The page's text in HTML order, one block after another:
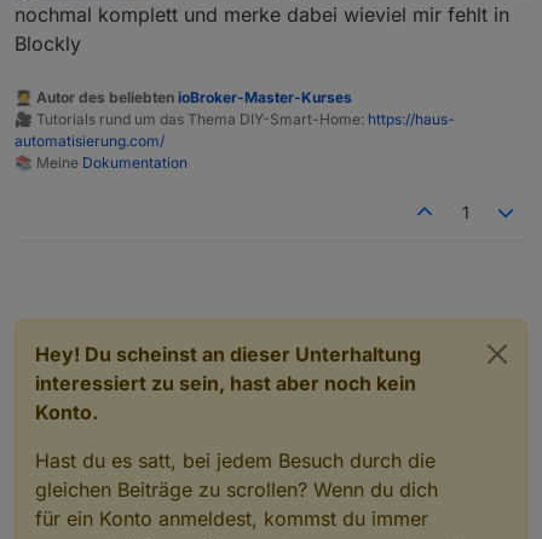
nochmal komplett und merke dabei wieviel mir fehlt in
Blockly
🧑‍🎓 Autor des beliebten ioBroker-Master-Kurses
🎥 Tutorials rund um das Thema DIY-Smart-Home: https://haus-
automatisierung.com/
📚 Meine Dokumentation
1
Hey! Du scheinst an dieser Unterhaltung
interessiert zu sein, hast aber noch kein
Konto.
Hast du es satt, bei jedem Besuch durch die
gleichen Beiträge zu scrollen? Wenn du dich
für ein Konto anmeldest, kommst du immer